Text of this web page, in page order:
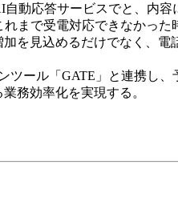
動応答サービスでと、内
まで受電対応できなかった
を見込めるだけでなく、
ール「GATE」と連携し
務効率化を実現する。